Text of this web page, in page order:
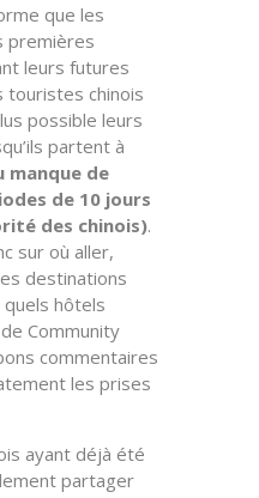
que les
premières
leurs futures
touristes chinois
possible leurs
partent à
manque de
de 10 jours
des chinois).
sur où aller,
destinations
hôtels
Community
commentaires
les prises
ayant déjà été
partager